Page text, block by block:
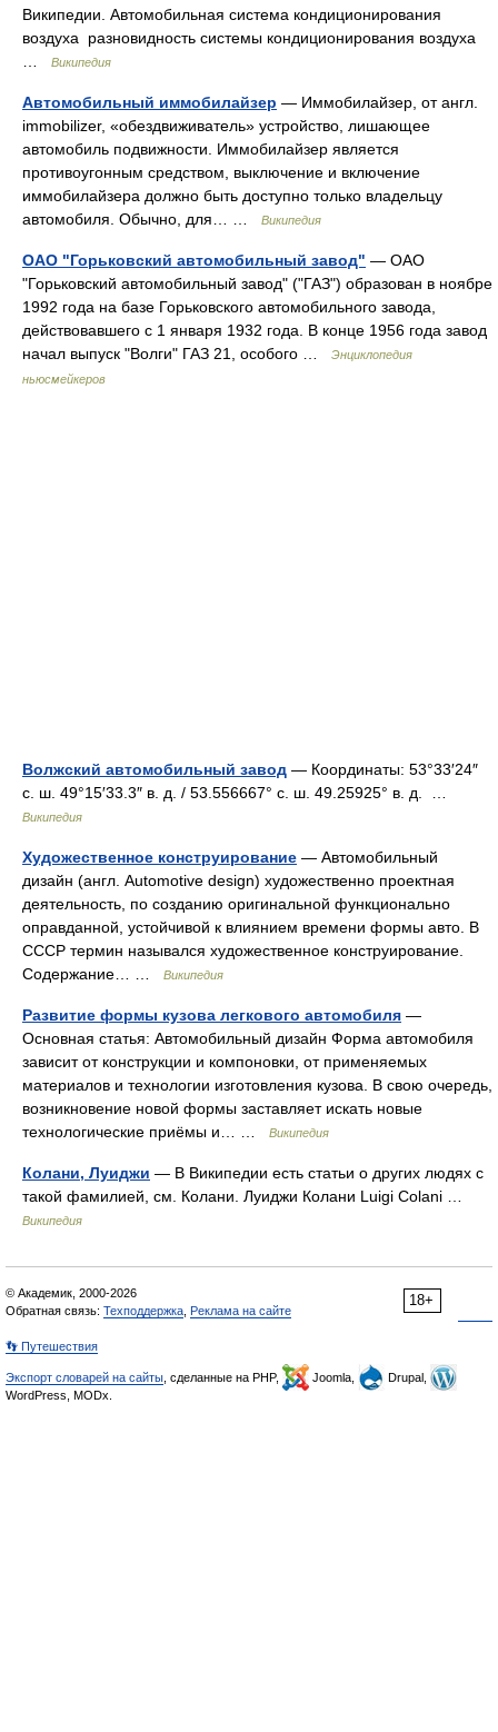
Википедии. Автомобильная система кондиционирования
воздуха разновидность системы кондиционирования воздуха
Википедия
Автомобильный иммобилайзер — Иммобилайзер, от англ.
immobilizer, «обездвиживатель» устройство, лишающее
автомобиль подвижности. Иммобилайзер является
противоугонным средством, выключение и включение
иммобилайзера должно быть доступно только владельцу
автомобиля. Обычно, для… …
Википедия
ОАО "Горьковский автомобильный завод" — ОАО
"Горьковский автомобильный завод" ("ГАЗ") образован в ноябре
1992 года на базе Горьковского автомобильного завода,
действовавшего с 1 января 1932 года. В конце 1956 года завод
начал выпуск "Волги" ГАЗ 21, особого …
Энциклопедия
ньюсмейкеров
Волжский автомобильный завод — Координаты: 53°33′24″
с. ш. 49°15′33.3″ в. д. / 53.556667° с. ш. 49.25925° в. д. …
Википедия
Художественное конструирование — Автомобильный
дизайн (англ. Automotive design) художественно проектная
деятельность, по созданию оригинальной функционально
оправданной, устойчивой к влиянием времени формы авто. В
СССР термин назывался художественное конструирование.
Содержание… …
Википедия
Развитие формы кузова легкового автомобиля —
Основная статья: Автомобильный дизайн Форма автомобиля
зависит от конструкции и компоновки, от применяемых
материалов и технологии изготовления кузова. В свою очередь,
возникновение новой формы заставляет искать новые
технологические приёмы и… …
Википедия
Колани, Луиджи — В Википедии есть статьи о других людях с
такой фамилией, см. Колани. Луиджи Колани Luigi Colani …
Википедия
18+
© Академик, 2000-2026
Обратная связь: Техподдержка Реклама на сайте
👣 Путешествия
Экспорт словарей на сайты , сделанные на PHP, Joomla,
Drupal,
WordPress, MODx.